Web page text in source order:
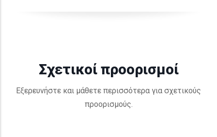
Σχετικοί προορισμοί
Εξερευνήστε και μάθετε περισσότερα για σχετικούς
προορισμούς.